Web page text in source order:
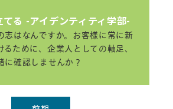
公開しました。
の社長に聞くPART2」
の社長に聞くPART3」のレ
開しました。
る -アイデンティティ学部-
志はなんですか。お客様に常に新
るために、企業人としての軸足、
に確認しませんか？